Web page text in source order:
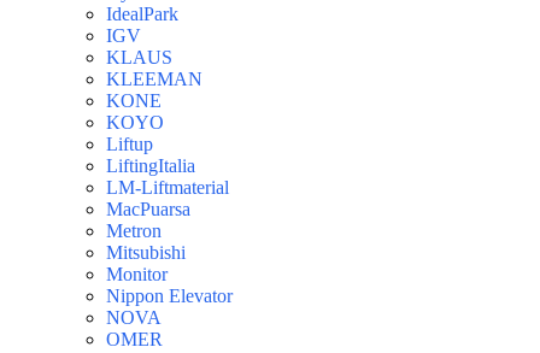
IdealPark
IGV
KLAUS
KLEEMAN
KONE
KOYO
Liftup
LiftingItalia
LM-Liftmaterial
MacPuarsa
Metron
Mitsubishi
Monitor
Nippon Elevator
NOVA
OMER